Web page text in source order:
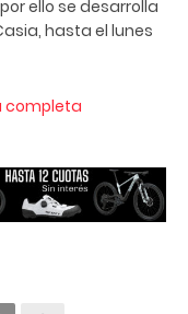
ello se desarrolla
hasta el lunes
completa